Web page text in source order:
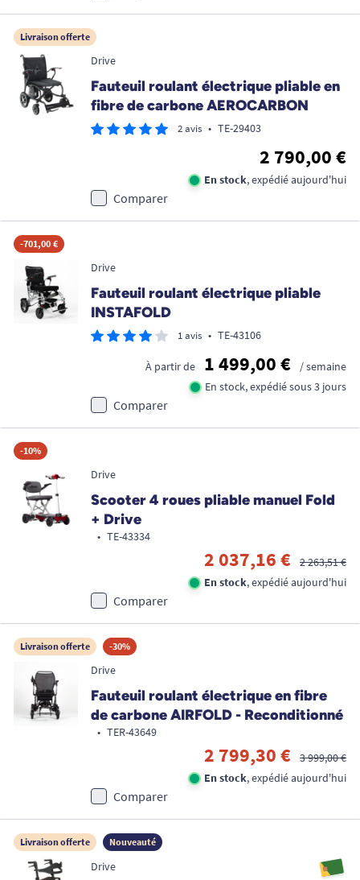
Livraison offerte
Drive
Fauteuil roulant électrique pliable en
fibre de carbone AEROCARBON
2 avis • TE-29403
2 790,00 €
En stock, expédié aujourd'hui
Comparer
-701,00 €
Drive
Fauteuil roulant électrique pliable
INSTAFOLD
1 avis • TE-43106
À partir de 1 499,00 €
/ semaine
En stock, expédié sous 3 jours
Comparer
-10%
Drive
Scooter 4 roues pliable manuel Fold
+ Drive
• TE-43334
2 037,16 €
2 263,51 €
En stock, expédié aujourd'hui
Comparer
Livraison offerte -30%
Drive
Fauteuil roulant électrique en fibre
de carbone AIRFOLD - Reconditionné
• TER-43649
2 799,30 €
3 999,00 €
En stock, expédié aujourd'hui
Comparer
Livraison offerte Nouveauté
Drive